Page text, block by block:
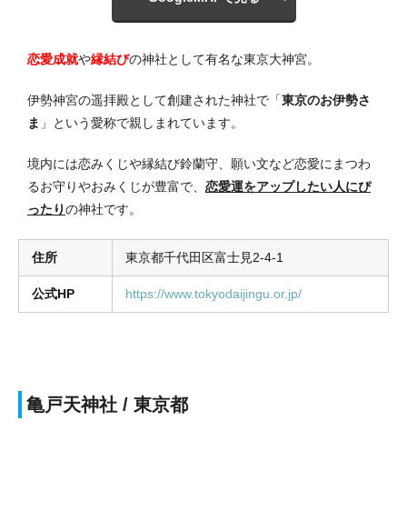
恋愛成就や縁結びの神社として有名な東京大神宮。
伊勢神宮の遥拝殿として創建された神社で「東京のお伊勢さ
ま 」という愛称で親しまれています。
境内には恋みくじや縁結び鈴蘭守、願い文など恋愛にまつわ
るお守りやおみくじが豊富で、 恋愛運をアップしたい人にぴ
ったりの神社です。
住所 東京都千代田区富士見2-4-1
公式HP https://www.tokyodaijingu.or.jp/
亀戸天神社 / 東京都